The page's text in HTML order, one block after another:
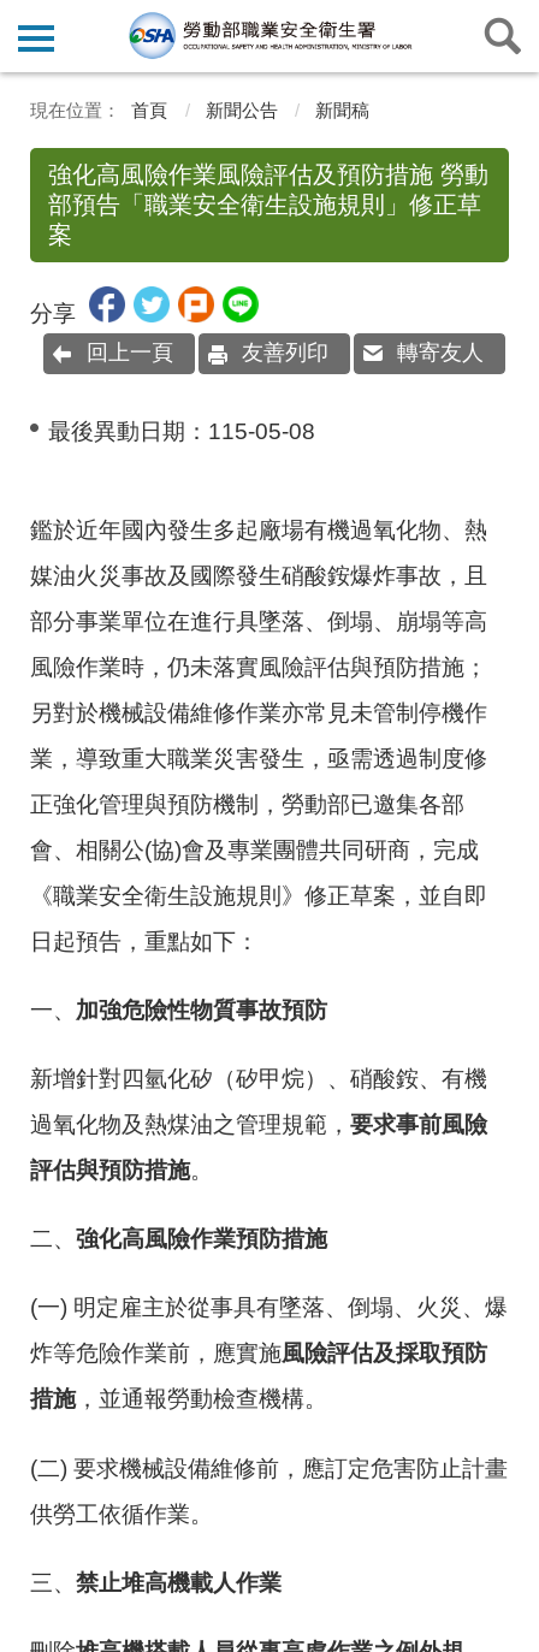
首頁 新聞公告 新聞稿
強化高風險作業風險評估及預防措施 勞動
部預告「職業安全衛生設施規則」修正草
案
分享
回上一頁 友善列印 轉寄友人
最後異動日期： 115-05-08
鑑於近年國內發生多起廠場有機過氧化物、熱
媒油火災事故及國際發生硝酸銨爆炸事故，且
部分事業單位在進行具墜落、倒塌、崩塌等高
風險作業時，仍未落實風險評估與預防措施；
另對於機械設備維修作業亦常見未管制停機作
業，導致重大職業災害發生，亟需透過制度修
正強化管理與預防機制，勞動部已邀集各部
會、相關公(協)會及專業團體共同研商，完成
《職業安全衛生設施規則》修正草案，並自即
日起預告，重點如下：
一、 加強危險性物質事故預防
新增針對四氫化矽（矽甲烷）、硝酸銨、有機
過氧化物及熱煤油之管理規範， 要求事前風險
評估與預防措施。
二、 強化高風險作業預防措施
(一) 明定雇主於從事具有墜落、倒塌、火災、爆
炸等危險作業前，應實施風險評估及採取預防
措施，並通報勞動檢查機構。
(二) 要求機械設備維修前，應訂定危害防止計畫
供勞工依循作業。
三、 禁止堆高機載人作業